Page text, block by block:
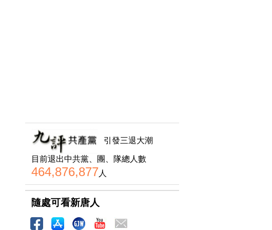
引發三退大潮
目前退出中共黨、團、隊總人數
464,876,877人
隨處可看新唐人